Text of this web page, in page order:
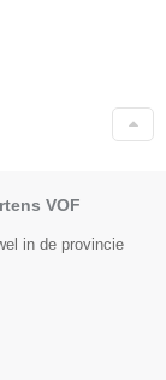
VOF
in de provincie